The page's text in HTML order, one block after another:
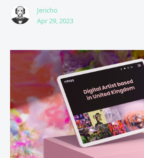
Jericho
Apr 29, 2023